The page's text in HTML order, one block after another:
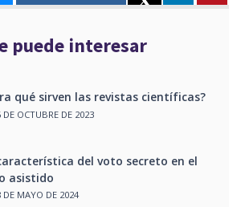
puede interesar
qué sirven las revistas científicas?
DE OCTUBRE DE 2023
del voto secreto en el
asistido
DE MAYO DE 2024